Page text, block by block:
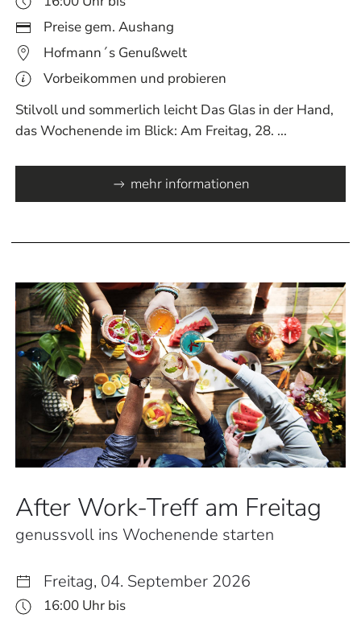
Preise gem. Aushang
Hofmann´s Genußwelt
Vorbeikommen und probieren
Stilvoll und sommerlich leicht Das Glas in der Hand,
das Wochenende im Blick: Am Freitag, 28. ...
mehr informationen
After Work-Treff am Freitag
genussvoll ins Wochenende starten
Freitag, 04. September 2026
16:00 Uhr bis